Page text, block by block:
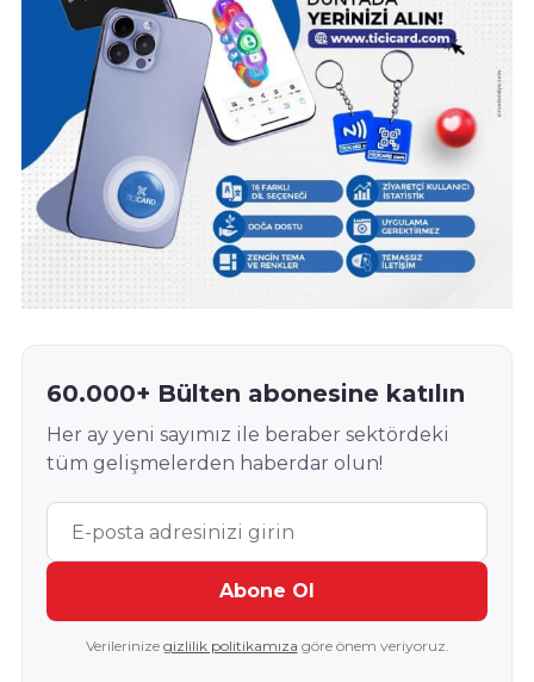
60.000+ Bülten abonesine katılın
Her ay yeni sayımız ile beraber sektördeki
tüm gelişmelerden haberdar olun!
Abone Ol
Verilerinize gizlilik politikamıza göre önem veriyoruz.